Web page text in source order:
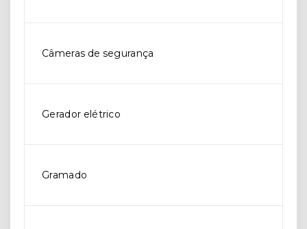
Câmeras de segurança
Gerador elétrico
Gramado